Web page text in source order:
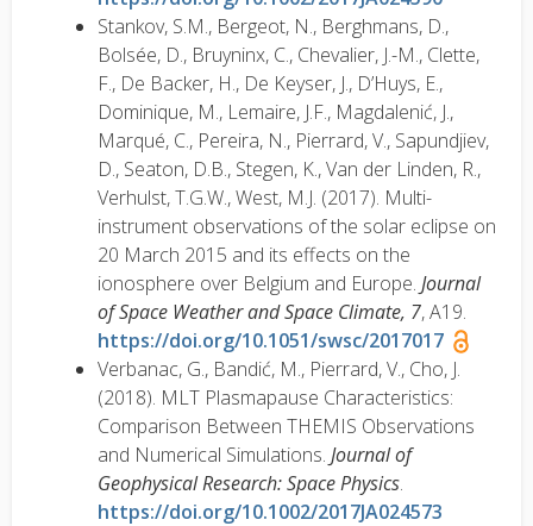
Stankov, S.M., Bergeot, N., Berghmans, D.,
Bolsée, D., Bruyninx, C., Chevalier, J.-M., Clette,
F., De Backer, H., De Keyser, J., D’Huys, E.,
Dominique, M., Lemaire, J.F., Magdalenić, J.,
Marqué, C., Pereira, N., Pierrard, V., Sapundjiev,
D., Seaton, D.B., Stegen, K., Van der Linden, R.,
Verhulst, T.G.W., West, M.J. (2017). Multi-
instrument observations of the solar eclipse on
20 March 2015 and its effects on the
ionosphere over Belgium and Europe. Journal
of Space Weather and Space Climate, 7, A19.
https://doi.org/10.1051/swsc/2017017
Verbanac, G., Bandić, M., Pierrard, V., Cho, J.
(2018). MLT Plasmapause Characteristics:
Comparison Between THEMIS Observations
and Numerical Simulations. Journal of
Geophysical Research: Space Physics.
https://doi.org/10.1002/2017JA024573